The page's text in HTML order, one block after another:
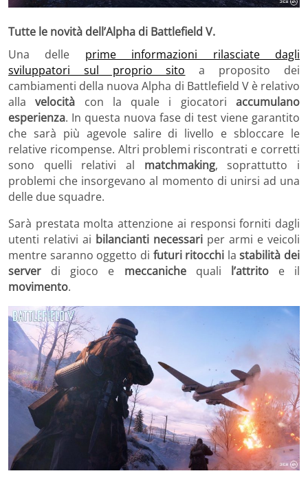
Tutte le novità dell’Alpha di Battlefield V.
Una delle prime informazioni rilasciate dagli
sviluppatori sul proprio sito a proposito dei
cambiamenti della nuova Alpha di Battlefield V è relativo
allavelocità con la quale i giocatoriaccumulano
esperienza. In questa nuova fase di test viene garantito
che sarà più agevole salire di livello e sbloccare le
relative ricompense. Altri problemi riscontrati e corretti
sono quelli relativi al matchmaking, soprattutto i
problemi che insorgevano al momento di unirsi ad una
delle due squadre.
Sarà prestata molta attenzione ai responsi forniti dagli
utenti relativi ai bilancianti necessari per armi e veicoli
mentre saranno oggetto di futuri ritocchi lastabilità dei
server di gioco e meccanichequali l’attritoe il
movimento.